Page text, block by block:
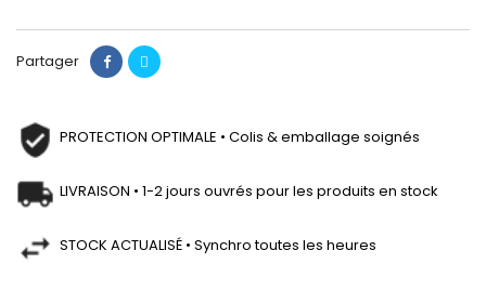
Partager
PROTECTION OPTIMALE • Colis & emballage soignés
LIVRAISON • 1-2 jours ouvrés pour les produits en stock
STOCK ACTUALISÉ • Synchro toutes les heures